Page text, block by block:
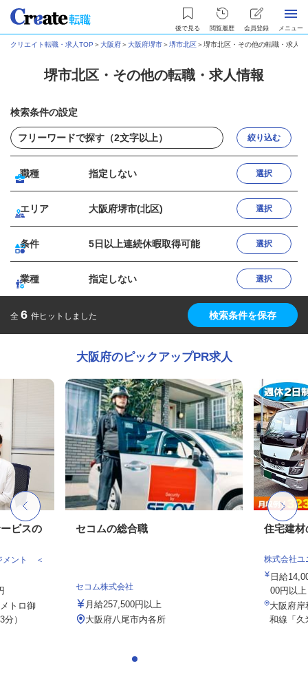
後で見る 閲覧履歴 会員登録 メニュー
クリエイト転職・求人TOP ＞大阪府＞大阪府堺市＞堺市北区＞堺市北区・その他の転職・求人情
堺市北区・その他の転職・求人情報
検索条件の設定
絞り込む
職種 指定しない 選択
エリア 大阪府堺市(北区) 選択
条件 5日以上連続休暇取得可能 選択
業種 指定しない 選択
全 6 件ヒットしました 検索条件を保存
大阪府のピックアップPR求人
ビスの
メント ＜
トロ御
）
セコムの総合職
セコム株式会社
月給257,500円以上
大阪府八尾市内各所
住宅建
株式会社ユ
日給
00円以
大阪府岸
和線「久